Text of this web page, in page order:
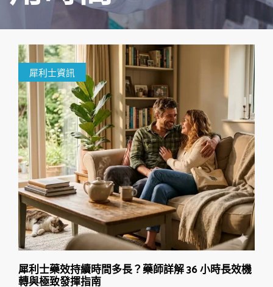
犀利士資訊
犀利士藥效持續時間多長？藥師詳解 36 小時長效機
轉與極致發揮指南